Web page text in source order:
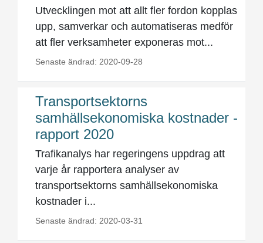
Utvecklingen mot att allt fler fordon kopplas
upp, samverkar och automatiseras medför
att fler verksamheter exponeras mot...
Senaste ändrad: 2020-09-28
Transportsektorns
samhällsekonomiska kostnader -
rapport 2020
Trafikanalys har regeringens uppdrag att
varje år rapportera analyser av
transportsektorns samhällsekonomiska
kostnader i...
Senaste ändrad: 2020-03-31